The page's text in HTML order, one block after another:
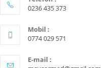
0236 435 373
Mobil :
0774 029 571
E-mail :